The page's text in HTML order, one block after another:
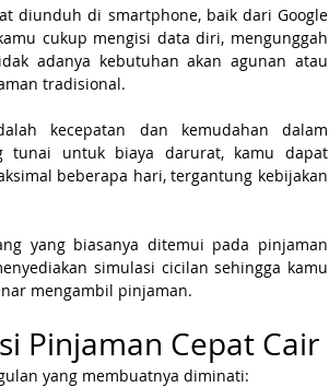
diunduh di smartphone, baik dari Google
cukup mengisi data diri, mengunggah
adanya kebutuhan akan agunan atau
tradisional.
kecepatan dan kemudahan dalam
tunai untuk biaya darurat, kamu dapat
beberapa hari, tergantung kebijakan
yang biasanya ditemui pada pinjaman
simulasi cicilan sehingga kamu
mengambil pinjaman.
Pinjaman Cepat Cair
yang membuatnya diminati: